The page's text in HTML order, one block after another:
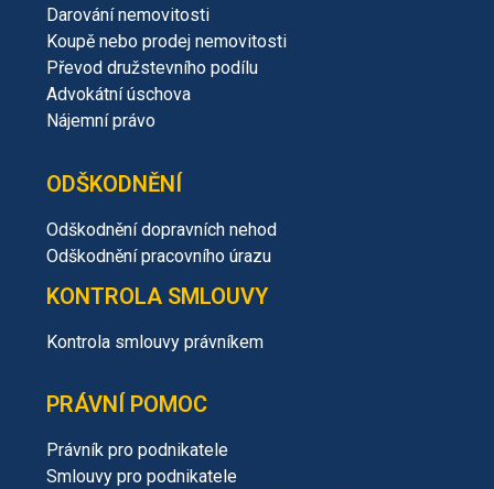
Darování nemovitosti
Koupě nebo prodej nemovitosti
Převod družstevního podílu
Advokátní úschova
Nájemní právo
ODŠKODNĚNÍ
Odškodnění dopravních nehod
Odškodnění pracovního úrazu
KONTROLA SMLOUVY
Kontrola smlouvy právníkem
PRÁVNÍ POMOC
Právník pro podnikatele
Smlouvy pro podnikatele